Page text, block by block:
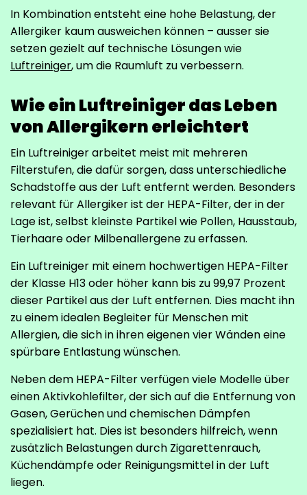
In Kombination entsteht eine hohe Belastung, der
Allergiker kaum ausweichen können – ausser sie
setzen gezielt auf technische Lösungen wie
Luftreiniger, um die Raumluft zu verbessern.
Wie ein Luftreiniger das Leben
von Allergikern erleichtert
Ein Luftreiniger arbeitet meist mit mehreren
Filterstufen, die dafür sorgen, dass unterschiedliche
Schadstoffe aus der Luft entfernt werden. Besonders
relevant für Allergiker ist der HEPA-Filter, der in der
Lage ist, selbst kleinste Partikel wie Pollen, Hausstaub,
Tierhaare oder Milbenallergene zu erfassen.
Ein Luftreiniger mit einem hochwertigen HEPA-Filter
der Klasse H13 oder höher kann bis zu 99,97 Prozent
dieser Partikel aus der Luft entfernen. Dies macht ihn
zu einem idealen Begleiter für Menschen mit
Allergien, die sich in ihren eigenen vier Wänden eine
spürbare Entlastung wünschen.
Neben dem HEPA-Filter verfügen viele Modelle über
einen Aktivkohlefilter, der sich auf die Entfernung von
Gasen, Gerüchen und chemischen Dämpfen
spezialisiert hat. Dies ist besonders hilfreich, wenn
zusätzlich Belastungen durch Zigarettenrauch,
Küchendämpfe oder Reinigungsmittel in der Luft
liegen.